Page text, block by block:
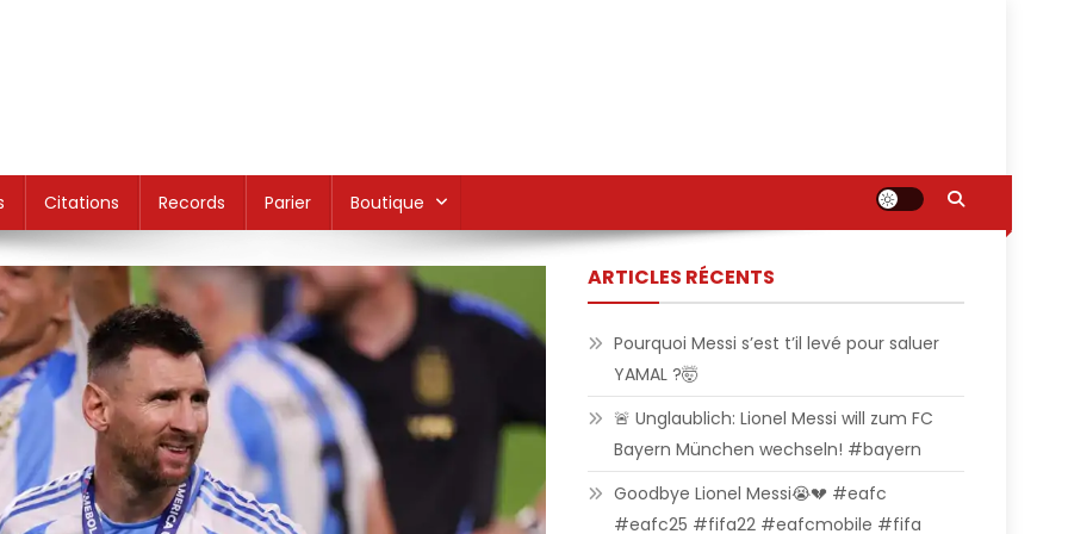
Citations Records Parier Boutique
ARTICLES RÉCENTS
Pourquoi Messi s’est t’il levé pour saluer
YAMAL ?🤯
🚨 Unglaublich: Lionel Messi will zum FC
Bayern München wechseln! #bayern
Goodbye Lionel Messi😭💔 #eafc
#eafc25 #fifa22 #eafcmobile #fifa